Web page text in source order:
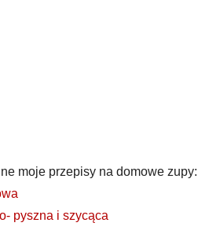
moje przepisy na domowe zupy:
pyszna i szycąca